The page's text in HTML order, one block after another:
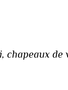
chapeaux